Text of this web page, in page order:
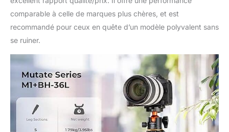
bas, la prise de vue
macro et d'autres
photographies
comparable à celle de marques plus chères, et est
recommandé pour ceux en quête d’un modèle polyvalent sans
se ruiner.